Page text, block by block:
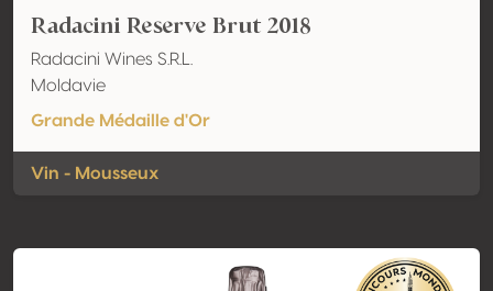
Radacini Reserve Brut 2018
Radacini Wines S.R.L.
Moldavie
Grande Médaille d'Or
Vin - Mousseux